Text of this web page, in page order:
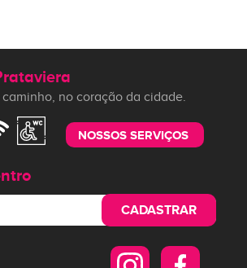
caminho, no coração da cidade.
NOSSOS SERVIÇOS
CADASTRAR